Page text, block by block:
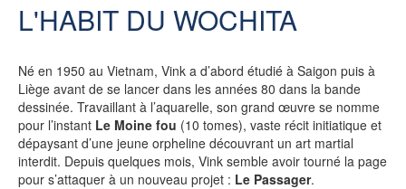
BD JEUNESSE
L'HABIT DU WOCHITA
Né en 1950 au Vietnam, Vink a d’abord étudié à Saigon puis à
Liège avant de se lancer dans les années 80 dans la bande
dessinée. Travaillant à l’aquarelle, son grand œuvre se nomme
pour l’instant Le Moine fou (10 tomes), vaste récit initiatique et
dépaysant d’une jeune orpheline découvrant un art martial
interdit. Depuis quelques mois, Vink semble avoir tourné la page
pour s’attaquer à un nouveau projet : Le Passager.